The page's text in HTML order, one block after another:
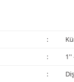
:
:
1''
: